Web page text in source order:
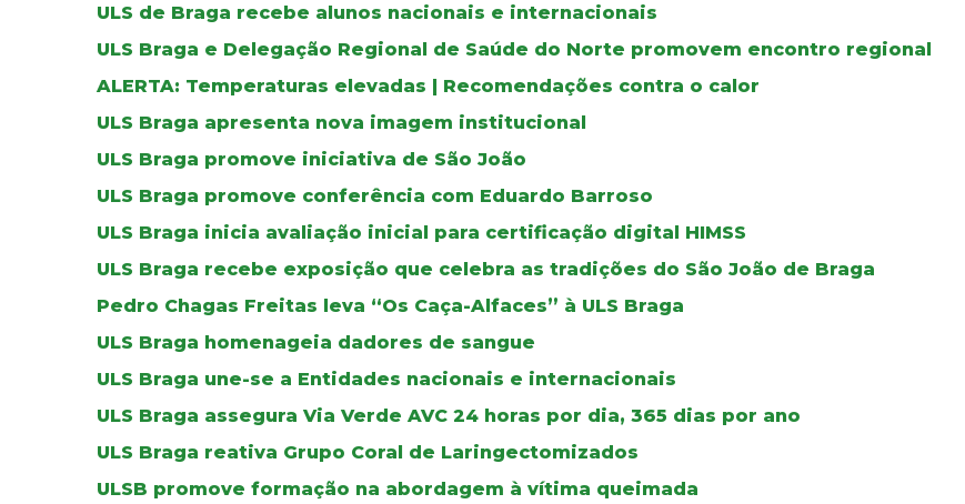
ULS de Braga recebe alunos nacionais e internacionais
ULS Braga e Delegação Regional de Saúde do Norte promovem encontro regional
ALERTA: Temperaturas elevadas | Recomendações contra o calor
ULS Braga apresenta nova imagem institucional
ULS Braga promove iniciativa de São João
ULS Braga promove conferência com Eduardo Barroso
ULS Braga inicia avaliação inicial para certificação digital HIMSS
ULS Braga recebe exposição que celebra as tradições do São João de Braga
Pedro Chagas Freitas leva “Os Caça-Alfaces” à ULS Braga
ULS Braga homenageia dadores de sangue
ULS Braga une-se a Entidades nacionais e internacionais
ULS Braga assegura Via Verde AVC 24 horas por dia, 365 dias por ano
ULS Braga reativa Grupo Coral de Laringectomizados
ULSB promove formação na abordagem à vítima queimada